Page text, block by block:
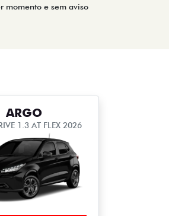
momento e sem aviso
ARGO
1.3 AT FLEX 2026